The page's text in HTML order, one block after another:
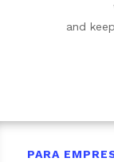
and
PARA